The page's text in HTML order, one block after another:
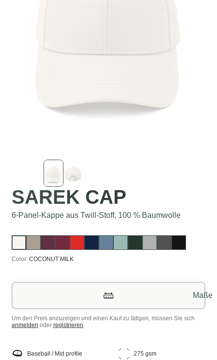
SAREK CAP
6-Panel-Kappe aus Twill-Stoff, 100 % Baumwolle
Color: COCONUT MILK
Maße
Um den Preis anzuzeigen und einen Kauf zu tätigen, müssen Sie sich
anmelden oder registrieren
Baseball / Mid profile 275 gsm